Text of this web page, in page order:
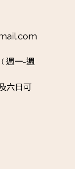
週一-週
六日可